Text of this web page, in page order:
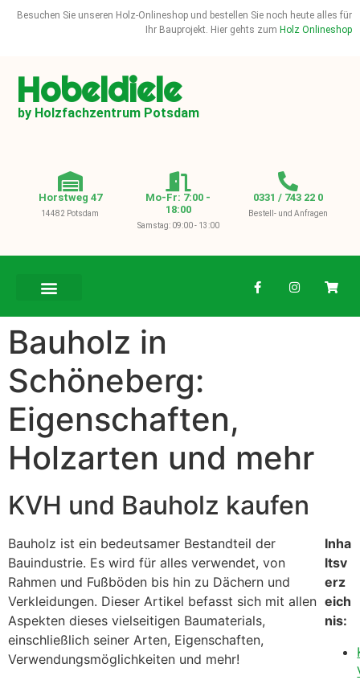
Besuchen Sie unseren Holz-Onlineshop und bestellen Sie noch heute alles für
Ihr Bauprojekt. Hier gehts zum Holz Onlineshop
Hobeldiele
by Holzfachzentrum Potsdam
Horstweg 47
14482 Potsdam
Mo-Fr: 7:00 -
18:00
Samstag: 09:00 - 13:00
0331 / 743 22 0
Bestell- und Anfragen
Bauholz in
Schöneberg:
Eigenschaften,
Holzarten und mehr
KVH und Bauholz kaufen
Bauholz ist ein bedeutsamer Bestandteil der
Bauindustrie. Es wird für alles verwendet, von
Rahmen und Fußböden bis hin zu Dächern und
Verkleidungen. Dieser Artikel befasst sich mit allen
Aspekten dieses vielseitigen Baumaterials,
einschließlich seiner Arten, Eigenschaften,
Verwendungsmöglichkeiten und mehr!
Inha
ltsv
erz
eich
nis: